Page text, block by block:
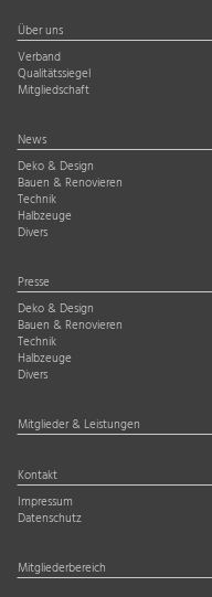
Über uns
Verband
Qualitätssiegel
Mitgliedschaft
News
Deko & Design
Bauen & Renovieren
Technik
Halbzeuge
Divers
Presse
Deko & Design
Bauen & Renovieren
Technik
Halbzeuge
Divers
Mitglieder & Leistungen
Kontakt
Impressum
Datenschutz
Mitgliederbereich